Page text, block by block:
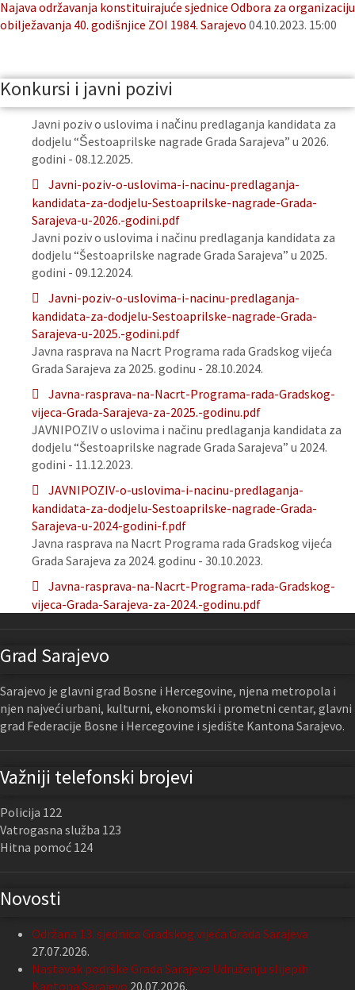
Najava održavanja konstituirajuće sjednice Odbora za organizaciju
obilježavanja 40. godišnjice ZOI 1984. Sarajevo 04.10.2023. 15:00
Konkursi i javni pozivi
Javni poziv o uslovima i načinu predlaganja kandidata za
dodjelu “Šestoaprilske nagrade Grada Sarajeva” u 2026.
godini - 08.12.2025.
Javni-poziv-o-uslovima-i-nacinu-predlaganja-
kandidata-za-dodjelu-Sestoaprilske-nagrade-Grada-
Sarajeva-u-2026.-godini.pdf
Javni poziv o uslovima i načinu predlaganja kandidata za
dodjelu “Šestoaprilske nagrade Grada Sarajeva” u 2025.
godini - 09.12.2024.
Javni-poziv-o-uslovima-i-nacinu-predlaganja-
kandidata-za-dodjelu-Sestoaprilske-nagrade-Grada-
Sarajeva-u-2025.-godini.pdf
Javna rasprava na Nacrt Programa rada Gradskog vijeća
Grada Sarajeva za 2025. godinu - 28.10.2024.
Javna-rasprava-na-Nacrt-Programa-rada-Gradskog-
vijeca-Grada-Sarajeva-za-2025.-godinu.pdf
JAVNIPOZIV o uslovima i načinu predlaganja kandidata za
dodjelu “Šestoaprilske nagrade Grada Sarajeva” u 2024.
godini - 11.12.2023.
JAVNIPOZIV-o-uslovima-i-nacinu-predlaganja-
kandidata-za-dodjelu-Sestoaprilske-nagrade-Grada-
Sarajeva-u-2024-godini-f.pdf
Javna rasprava na Nacrt Programa rada Gradskog vijeća
Grada Sarajeva za 2024. godinu - 30.10.2023.
Javna-rasprava-na-Nacrt-Programa-rada-Gradskog-
vijeca-Grada-Sarajeva-za-2024.-godinu.pdf
Grad Sarajevo
Sarajevo je glavni grad Bosne i Hercegovine, njena metropola i
njen najveći urbani, kulturni, ekonomski i prometni centar, glavni
grad Federacije Bosne i Hercegovine i sjedište Kantona Sarajevo.
Važniji telefonski brojevi
Policija 122
Vatrogasna služba 123
Hitna pomoć 124
Novosti
Održana 13. sjednica Gradskog vijeća Grada Sarajeva
27.07.2026.
Nastavak podrške Grada Sarajeva Udruženju slijepih
Kantona Sarajevo 20.07.2026.